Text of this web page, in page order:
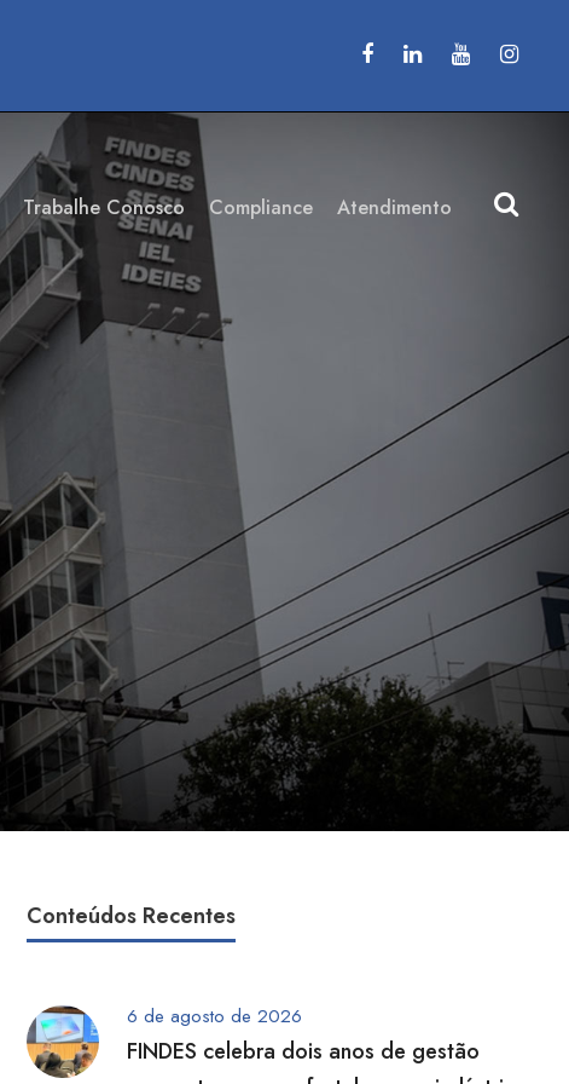
Trabalhe Conosco Compliance Atendimento
Conteúdos Recentes
6 de agosto de 2026
FINDES celebra dois anos de gestão